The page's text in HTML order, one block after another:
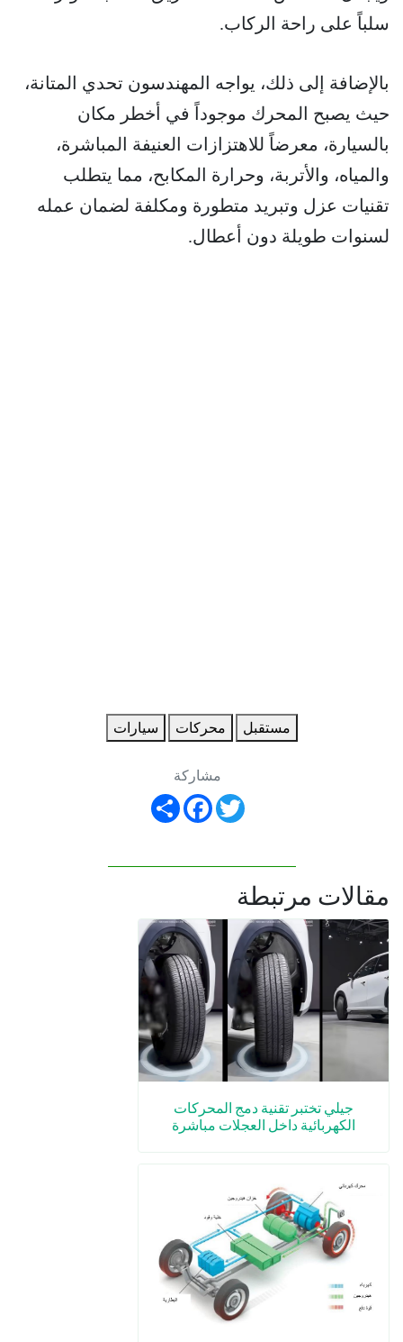
سلباً على راحة الركاب.
بالإضافة إلى ذلك، يواجه المهندسون تحدي المتانة،
حيث يصبح المحرك موجوداً في أخطر مكان
بالسيارة، معرضاً للاهتزازات العنيفة المباشرة،
والمياه، والأتربة، وحرارة المكابح، مما يتطلب
تقنيات عزل وتبريد متطورة ومكلفة لضمان عمله
لسنوات طويلة دون أعطال.
مستقبل محركات سيارات
مشاركة
Share
FacebookTwitter
مقالات مرتبطة
جيلي تختبر تقنية دمج المحركات
الكهربائية داخل العجلات مباشرة